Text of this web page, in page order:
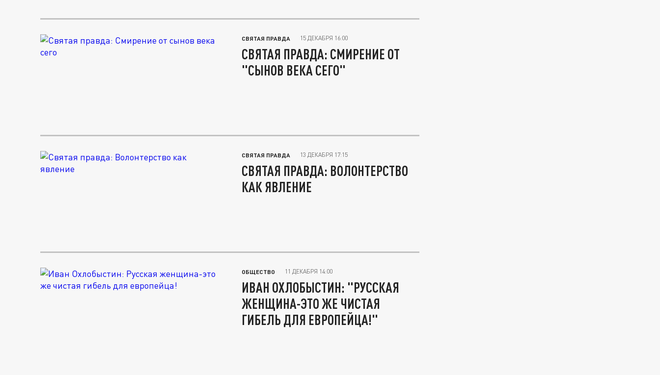
СВЯТАЯ ПРАВДА 15 ДЕКАБРЯ 16:00
СВЯТАЯ ПРАВДА: СМИРЕНИЕ ОТ
"СЫНОВ ВЕКА СЕГО"
СВЯТАЯ ПРАВДА 13 ДЕКАБРЯ 17:15
СВЯТАЯ ПРАВДА: ВОЛОНТЕРСТВО
КАК ЯВЛЕНИЕ
ОБЩЕСТВО 11 ДЕКАБРЯ 14:00
ИВАН ОХЛОБЫСТИН: "РУССКАЯ
ЖЕНЩИНА-ЭТО ЖЕ ЧИСТАЯ
ГИБЕЛЬ ДЛЯ ЕВРОПЕЙЦА!"